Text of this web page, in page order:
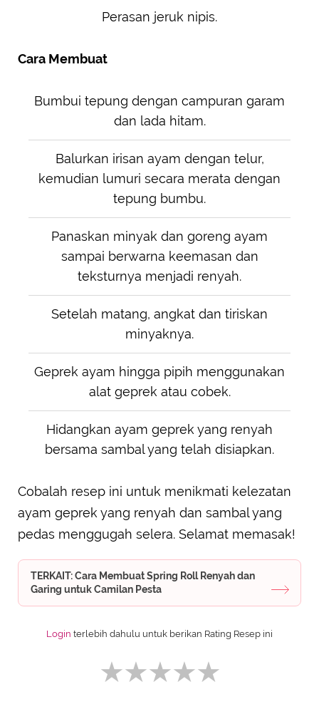
Perasan jeruk nipis.
Cara Membuat
Bumbui tepung dengan campuran garam
dan lada hitam.
Balurkan irisan ayam dengan telur,
kemudian lumuri secara merata dengan
tepung bumbu.
Panaskan minyak dan goreng ayam
sampai berwarna keemasan dan
teksturnya menjadi renyah.
Setelah matang, angkat dan tiriskan
minyaknya.
Geprek ayam hingga pipih menggunakan
alat geprek atau cobek.
Hidangkan ayam geprek yang renyah
bersama sambal yang telah disiapkan.
Cobalah resep ini untuk menikmati kelezatan
ayam geprek yang renyah dan sambal yang
pedas menggugah selera. Selamat memasak!
TERKAIT: Cara Membuat Spring Roll Renyah dan
Garing untuk Camilan Pesta
Login terlebih dahulu untuk berikan Rating Resep ini